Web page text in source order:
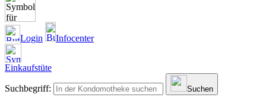
Login Infocenter
Einkaufstüte
Suchbegriff: Suchen